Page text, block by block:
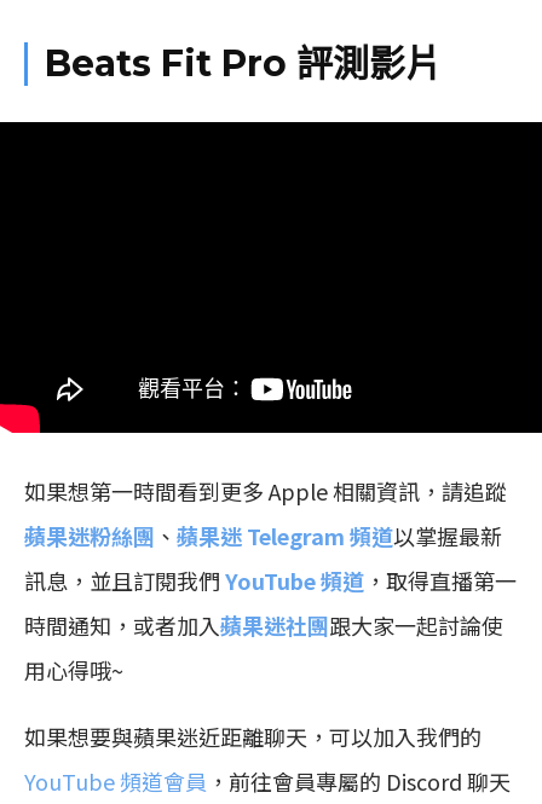
Beats Fit Pro 評測影片
如果想第一時間看到更多 Apple 相關資訊，請追蹤
蘋果迷粉絲團 、 蘋果迷 Telegram 頻道以掌握最新
訊息，並且訂閱我們YouTube 頻道 ，取得直播第一
時間通知，或者加入蘋果迷社團跟大家一起討論使
用心得哦~
如果想要與蘋果迷近距離聊天，可以加入我們的
YouTube 頻道會員 ，前往會員專屬的 Discord 聊天